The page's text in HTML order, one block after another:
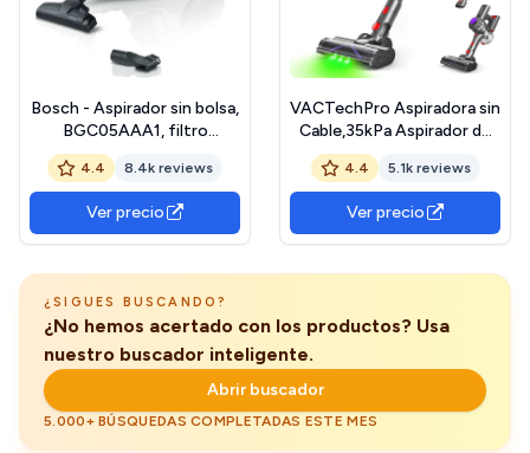
Bosch - Aspirador sin bolsa,
BGC05AAA1, filtro
higiénico PureAir, fácil
almacenamiento de la
manguera, potente, morado
4.4 8.4k reviews
Ver precio
VACTechPro Aspiradora sin
Cable,35kPa Aspirador de
Mano,6 en 1 Inalámbrica con
35minutos de autonomía y
batería extraíble,Aspirador
Escoba Ideal para Pelo de
Mascota/Alfombra/Suelo
4.4 5.1k reviews
Ver precio
¿SIGUES BUSCANDO?
¿No hemos acertado con los productos? Usa
nuestro buscador inteligente.
Abrir buscador
5.000+ BÚSQUEDAS COMPLETADAS ESTE MES